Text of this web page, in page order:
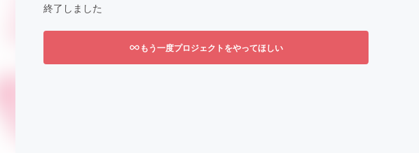
終了しました
もう一度プロジェクトをやってほしい